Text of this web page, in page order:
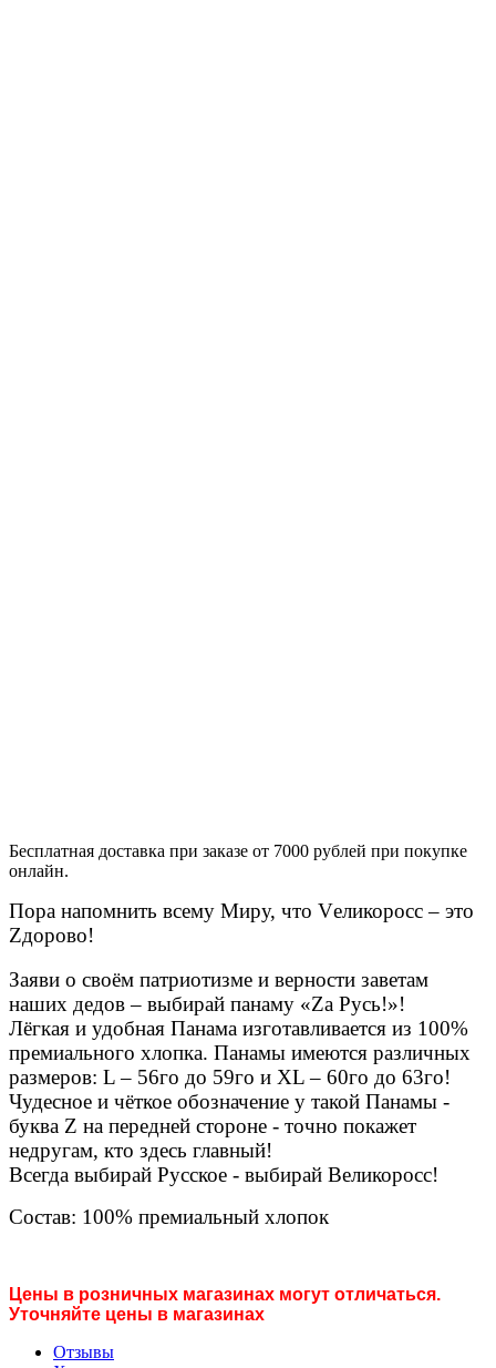
Бесплатная доставка при заказе от 7000 рублей при покупке
онлайн.
Пора напомнить всему Миру, что Vеликоросс – это
Zдорово!
Заяви о своём патриотизме и верности заветам
наших дедов – выбирай панаму «Zа Русь!»!
Лёгкая и удобная Панама изготавливается из 100%
премиального хлопка. Панамы имеются различных
размеров: L – 56го до 59го и XL – 60го до 63го!
Чудесное и чёткое обозначение у такой Панамы -
буква Z на передней стороне - точно покажет
недругам, кто здесь главный!
Всегда выбирай Русское - выбирай Великоросс!
Состав: 100% премиальный хлопок
Цены в розничных магазинах могут отличаться.
Уточняйте цены в магазинах
Отзывы